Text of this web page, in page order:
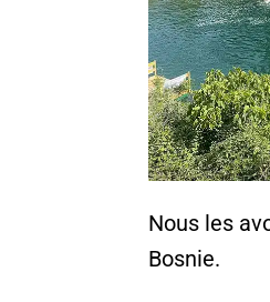
Nous les
Bosnie.